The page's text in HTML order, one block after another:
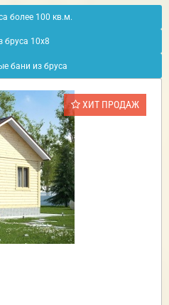
более 100 кв.м.
бруса 10х8
бани из бруса
ХИТ ПРОДАЖ